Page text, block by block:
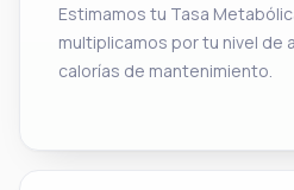
Estimamos tu Tasa
multiplicamos por tu nivel de
calorías de mantenimiento.